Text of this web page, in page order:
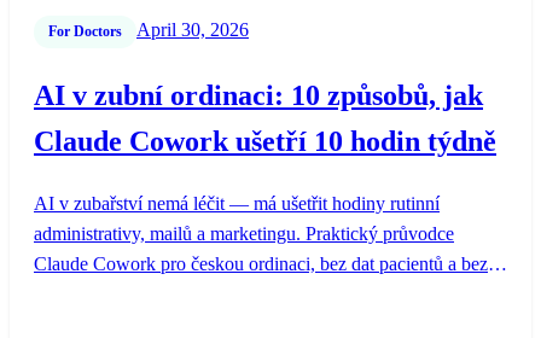
For Doctors April 30, 2026
AI v zubní ordinaci: 10 způsobů, jak
Claude Cowork ušetří 10 hodin týdně
AI v zubařství nemá léčit — má ušetřit hodiny rutinní
administrativy, mailů a marketingu. Praktický průvodce
Claude Cowork pro českou ordinaci, bez dat pacientů a bez